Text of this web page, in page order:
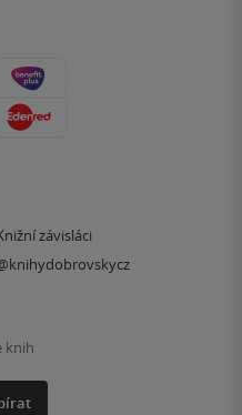
závisláci
knih